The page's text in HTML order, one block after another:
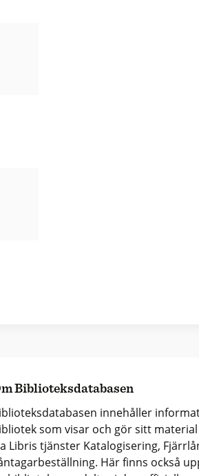
Biblioteksdatabasen
innehåller
som visar och gör sitt
Libris tjänster Katalogisering,
Här finns också